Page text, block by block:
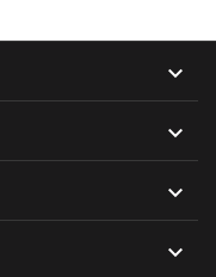



